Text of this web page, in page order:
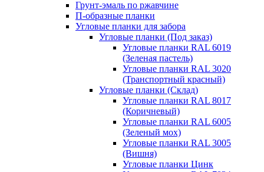
Грунт-эмаль по ржавчине
П-образные планки
Угловые планки для забора
Угловые планки (Под заказ)
Угловые планки RAL 6019
(Зеленая пастель)
Угловые планки RAL 3020
(Транспортный красный)
Угловые планки (Склад)
Угловые планки RAL 8017
(Коричневый)
Угловые планки RAL 6005
(Зеленый мох)
Угловые планки RAL 3005
(Вишня)
Угловые планки Цинк